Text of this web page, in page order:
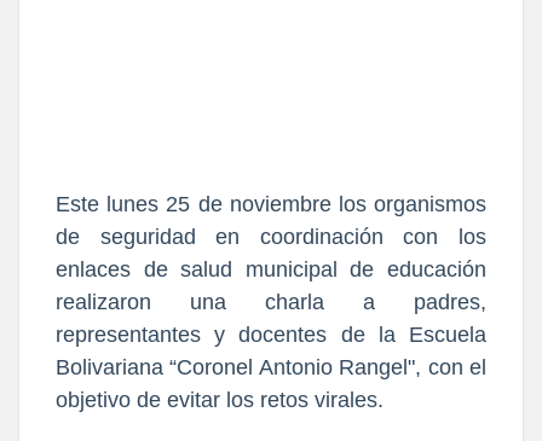
Este lunes 25 de noviembre los organismos
de seguridad en coordinación con los
enlaces de salud municipal de educación
realizaron una charla a padres,
representantes y docentes de la Escuela
Bolivariana “Coronel Antonio Rangel", con el
objetivo de evitar los retos virales.